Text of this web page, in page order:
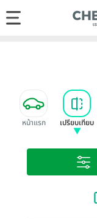
หน้าแรก เปรียบเทียบ